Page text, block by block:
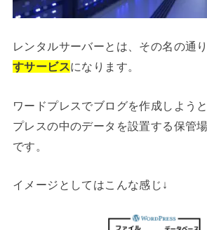
レンタルサーバーとは、その名の通り
すサービスになります。
ワードプレスでブログを作成しよう
プレスの中のデータを設置する保管
です。
イメージとしてはこんな感じ↓